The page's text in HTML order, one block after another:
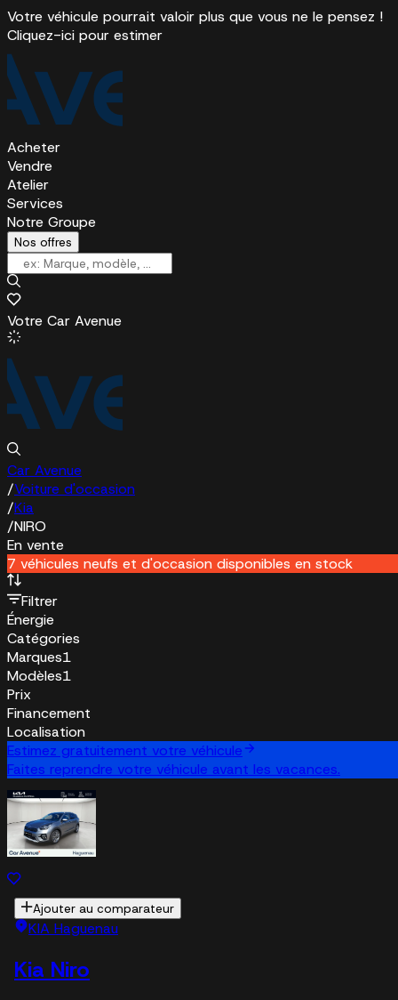
Votre véhicule pourrait valoir plus que vous ne le pensez !
Cliquez-ici pour estimer
Acheter
Vendre
Atelier
Services
Notre Groupe
Nos offres
Votre Car Avenue
Car Avenue
/Voiture d'occasion
/Kia
/NIRO
En vente
7 véhicules neufs et d'occasion disponibles en stock
Filtrer
Énergie
Catégories
Marques1
Modèles1
Prix
Financement
Localisation
Estimez gratuitement votre véhicule
Faites reprendre votre véhicule avant les vacances.
Ajouter au comparateur
KIA Haguenau
Kia Niro